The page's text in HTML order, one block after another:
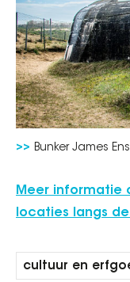
Bunker James
Meer informatie
locaties langs
cultuur en